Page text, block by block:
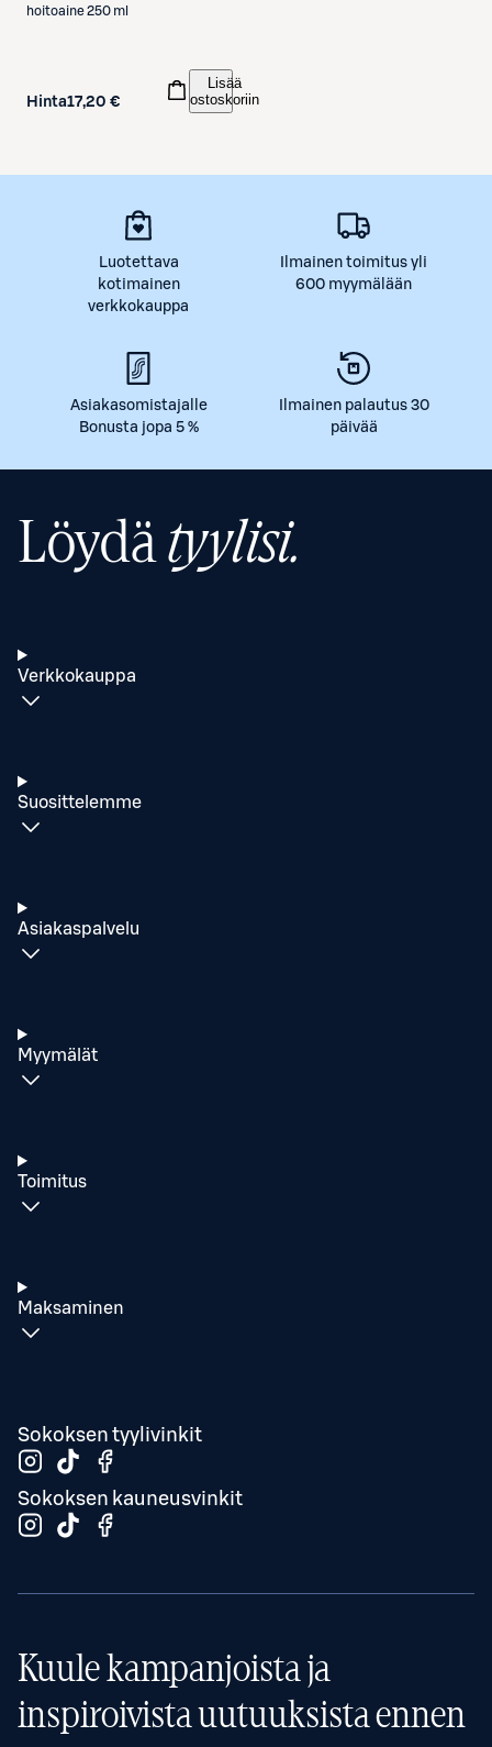
hoitoaine 250 ml
Hinta17,20 €
Lisää
ostoskoriin
Luotettava
kotimainen
verkkokauppa
Ilmainen toimitus yli
600 myymälään
Asiakasomistajalle
Bonusta jopa 5 %
Ilmainen palautus 30
päivää
Löydätyylisi.
Verkkokauppa
Suosittelemme
Asiakaspalvelu
Myymälät
Toimitus
Maksaminen
Sokoksen tyylivinkit
Sokoksen kauneusvinkit
Kuule kampanjoista ja
inspiroivista uutuuksista ennen